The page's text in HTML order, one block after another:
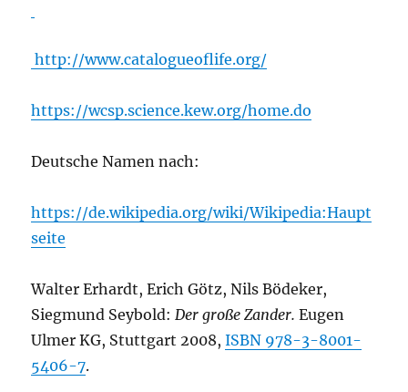
http://www.catalogueoflife.org/
https://wcsp.science.kew.org/home.do
Deutsche Namen nach:
https://de.wikipedia.org/wiki/Wikipedia:Haupt
seite
Walter Erhardt, Erich Götz, Nils Bödeker,
Siegmund Seybold: Der große Zander. Eugen
Ulmer KG, Stuttgart 2008,ISBN 978-3-8001-
5406-7.